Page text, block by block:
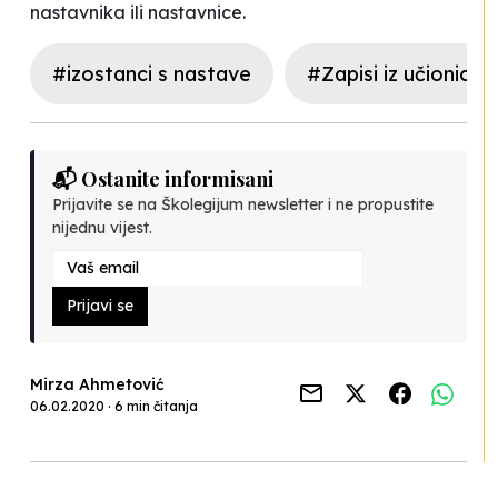
nastavnika ili nastavnice.
#izostanci s nastave #Zapisi iz učionice
📬 Ostanite informisani
Prijavite se na Školegijum newsletter i ne propustite
nijednu vijest.
Prijavi se
Mirza Ahmetović
06.02.2020 · 6 min čitanja